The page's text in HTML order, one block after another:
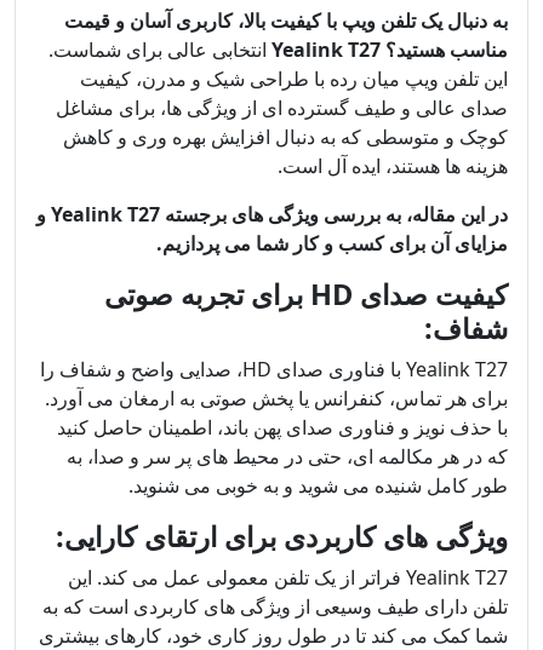
به دنبال یک تلفن ویپ با کیفیت بالا، کاربری آسان و قیمت
مناسب هستید؟ Yealink T27 انتخابی عالی برای شماست.
این تلفن ویپ میان رده با طراحی شیک و مدرن، کیفیت
صدای عالی و طیف گسترده ای از ویژگی ها، برای مشاغل
کوچک و متوسطی که به دنبال افزایش بهره وری و کاهش
هزینه ها هستند، ایده آل است.
در این مقاله، به بررسی ویژگی های برجسته Yealink T27 و
مزایای آن برای کسب و کار شما می پردازیم.
کیفیت صدای HD برای تجربه صوتی
شفاف:
Yealink T27 با فناوری صدای HD، صدایی واضح و شفاف را
برای هر تماس، کنفرانس یا پخش صوتی به ارمغان می آورد.
با حذف نویز و فناوری صدای پهن باند، اطمینان حاصل کنید
که در هر مکالمه ای، حتی در محیط های پر سر و صدا، به
طور کامل شنیده می شوید و به خوبی می شنوید.
ویژگی های کاربردی برای ارتقای کارایی:
Yealink T27 فراتر از یک تلفن معمولی عمل می کند. این
تلفن دارای طیف وسیعی از ویژگی های کاربردی است که به
شما کمک می کند تا در طول روز کاری خود، کارهای بیشتری